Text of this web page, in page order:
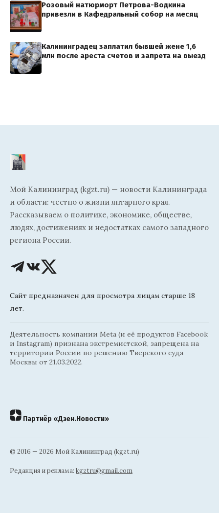
Розовый натюрморт Петрова-Водкина
привезли в Кафедральный собор на месяц
Калининградец заплатил бывшей жене 1,6
млн после ареста счетов и запрета на выезд
Мой Калининград (kgzt.ru) — новости Калининграда
и области: честно о жизни янтарного края.
Рассказываем о политике, экономике, обществе,
людях, достижениях и недостатках самого западного
региона России.
Сайт предназначен для просмотра лицам старше 18
лет.
Деятельность компании Meta (и её продуктов Facebook
и Instagram) признана экстремистской, запрещена на
территории России по решению Тверского суда
Москвы от 21.03.2022.
Партнёр «Дзен.Новости»
© 2016 — 2026 Мой Калининград (kgzt.ru)
Редакция и реклама: kgztru@gmail.com